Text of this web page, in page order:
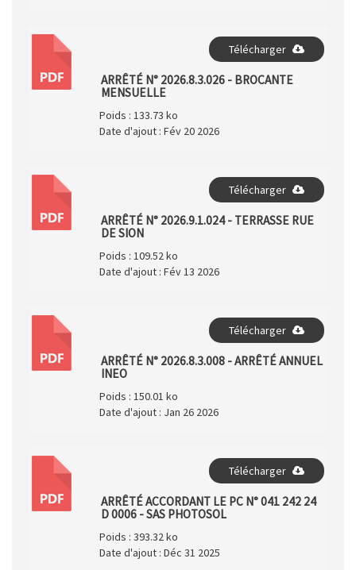
PDF
Télécharger
ARRÊTÉ N° 2026.8.3.026 - BROCANTE
MENSUELLE
Poids : 133.73 ko
Date d'ajout : Fév 20 2026
PDF
Télécharger
ARRÊTÉ N° 2026.9.1.024 - TERRASSE RUE
DE SION
Poids : 109.52 ko
Date d'ajout : Fév 13 2026
PDF
Télécharger
ARRÊTÉ N° 2026.8.3.008 - ARRÊTÉ ANNUEL
INEO
Poids : 150.01 ko
Date d'ajout : Jan 26 2026
PDF
Télécharger
ARRÊTÉ ACCORDANT LE PC N° 041 242 24
D 0006 - SAS PHOTOSOL
Poids : 393.32 ko
Date d'ajout : Déc 31 2025